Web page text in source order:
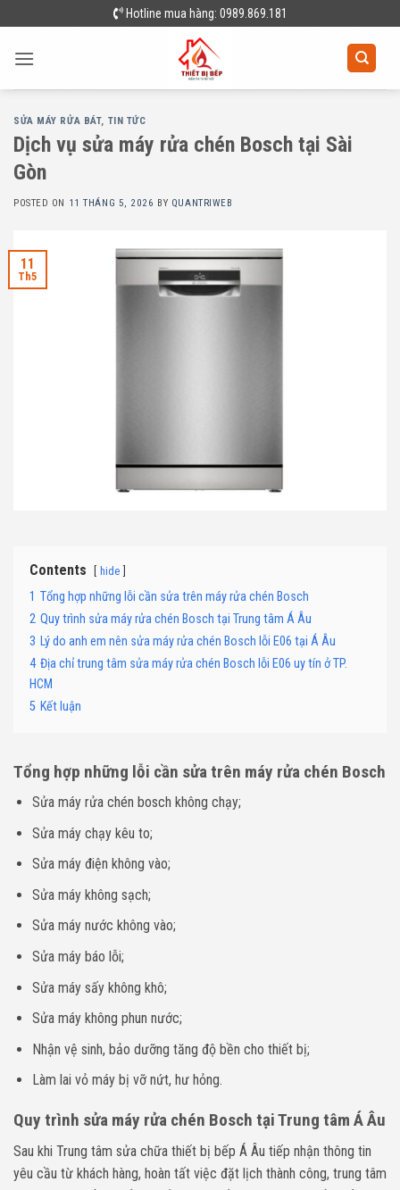
to
content
Hotline mua hàng: 0989.869.181
SỬA MÁY RỬA BÁT, TIN TỨC
Dịch vụ sửa máy rửa chén Bosch tại Sài
Gòn
POSTED ON 11 THÁNG 5, 2026 BY QUANTRIWEB
11
Th5
Contents hide
1 Tổng hợp những lỗi cần sửa trên máy rửa chén Bosch
2 Quy trình sửa máy rửa chén Bosch tại Trung tâm Á Âu
3 Lý do anh em nên sửa máy rửa chén Bosch lỗi E06 tại Á Âu
4 Địa chỉ trung tâm sửa máy rửa chén Bosch lỗi E06 uy tín ở TP.
HCM
5 Kết luận
Tổng hợp những lỗi cần sửa trên máy rửa chén Bosch
Sửa máy rửa chén bosch không chạy;
Sửa máy chạy kêu to;
Sửa máy điện không vào;
Sửa máy không sạch;
Sửa máy nước không vào;
Sửa máy báo lỗi;
Sửa máy sấy không khô;
Sửa máy không phun nước;
Nhận vệ sinh, bảo dưỡng tăng độ bền cho thiết bị;
Làm lai vỏ máy bị vỡ nứt, hư hỏng.
Quy trình sửa máy rửa chén Bosch tại Trung tâm Á Âu
Sau khi Trung tâm sửa chữa thiết bị bếp Á Âu tiếp nhận thông tin
yêu cầu từ khách hàng, hoàn tất việc đặt lịch thành công, trung tâm